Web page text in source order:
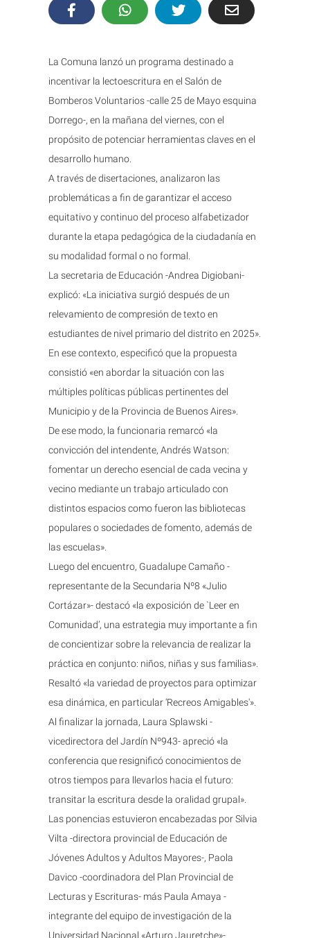
La Comuna lanzó un programa destinado a
incentivar la lectoescritura en el Salón de
Bomberos Voluntarios -calle 25 de Mayo esquina
Dorrego-, en la mañana del viernes, con el
propósito de potenciar herramientas claves en el
desarrollo humano.
A través de disertaciones, analizaron las
problemáticas a fin de garantizar el acceso
equitativo y continuo del proceso alfabetizador
durante la etapa pedagógica de la ciudadanía en
su modalidad formal o no formal.
La secretaria de Educación -Andrea Digiobani-
explicó: «La iniciativa surgió después de un
relevamiento de compresión de texto en
estudiantes de nivel primario del distrito en 2025».
En ese contexto, especificó que la propuesta
consistió «en abordar la situación con las
múltiples políticas públicas pertinentes del
Municipio y de la Provincia de Buenos Aires».
De ese modo, la funcionaria remarcó «la
convicción del intendente, Andrés Watson:
fomentar un derecho esencial de cada vecina y
vecino mediante un trabajo articulado con
distintos espacios como fueron las bibliotecas
populares o sociedades de fomento, además de
las escuelas».
Luego del encuentro, Guadalupe Camaño -
representante de la Secundaria Nº8 «Julio
Cortázar»- destacó «la exposición de `Leer en
Comunidad’, una estrategia muy importante a fin
de concientizar sobre la relevancia de realizar la
práctica en conjunto: niños, niñas y sus familias».
Resaltó «la variedad de proyectos para optimizar
esa dinámica, en particular ‘Recreos Amigables'».
Al finalizar la jornada, Laura Splawski -
vicedirectora del Jardín Nº943- apreció «la
conferencia que resignificó conocimientos de
otros tiempos para llevarlos hacia el futuro:
transitar la escritura desde la oralidad grupal».
Las ponencias estuvieron encabezadas por Silvia
Vilta -directora provincial de Educación de
Jóvenes Adultos y Adultos Mayores-, Paola
Davico -coordinadora del Plan Provincial de
Lecturas y Escrituras- más Paula Amaya -
integrante del equipo de investigación de la
Universidad Nacional «Arturo Jauretche»-.